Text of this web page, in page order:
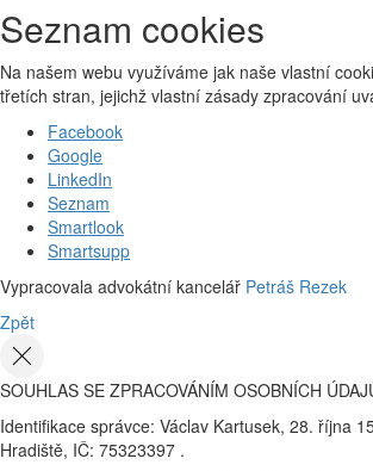
Seznam cookies
Na našem webu využíváme jak naše vlastní
třetích stran, jejichž vlastní zásady zpracování
Facebook
Google
LinkedIn
Seznam
Smartlook
Smartsupp
Vypracovala advokátní kancelář Petráš Rezek
Zpět
SOUHLAS SE ZPRACOVÁNÍM OSOBNÍCH
Identifikace správce: Václav Kartusek, 28. října
Hradiště, IČ: 75323397 .